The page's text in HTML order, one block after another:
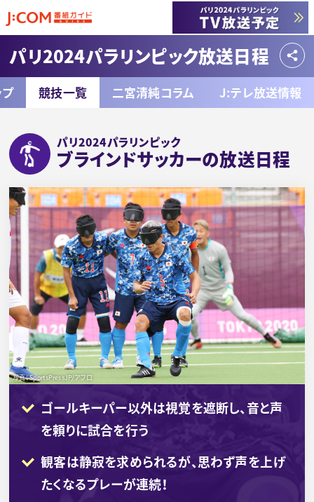
パリ2024パラリンピック放送日程
競技一覧 二宮清純コラム J:テレ放送情報
パリ2024パラリンピック
ブラインドサッカーの放送日程
写真：SportsPressJP/アフロ
ゴールキーパー以外は視覚を遮断し、音と声
を頼りに試合を行う
観客は静寂を求められるが、思わず声を上げ
たくなるプレーが連続！